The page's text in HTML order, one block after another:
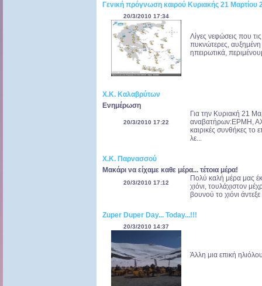
Γενική πρόγνωση καιρού Κυριακής 21 Μαρτίου
20/3/2010 17:34
Λίγες νεφώσεις που
πυκνώτερες, αυξημένη
ηπειρωτικά,
Χ.Κ. Καλαβρύτων
Ενημέρωση
20/3/2010 17:22
Για την Κυριακή 21
αναβατήρων:ΕΡΜΗ,
καιρικές συνθήκες το
λε...
Χ.Κ. Παρνασσού
Μακάρι να είχαμε καθε μέρα... τέτοια μέρα!
20/3/2010 17:12
Πολύ καλή μέρα μας
χιόνι, τουλάχιστον
βουνού το χιόνι
Zuper Duper Day... Today...!!!
20/3/2010 14:37
Άλλη μια επική